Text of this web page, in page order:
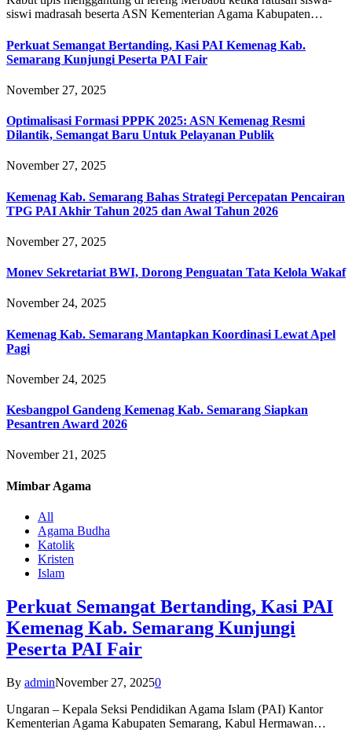
siswi madrasah beserta ASN Kementerian Agama Kabupaten…
Perkuat Semangat Bertanding, Kasi PAI Kemenag Kab.
Semarang Kunjungi Peserta PAI Fair
November 27, 2025
Optimalisasi Formasi PPPK 2025: ASN Kemenag Resmi
Dilantik, Semangat Baru Untuk Pelayanan Publik
November 27, 2025
Kemenag Kab. Semarang Bahas Strategi Percepatan Pencairan
TPG PAI Akhir Tahun 2025 dan Awal Tahun 2026
November 27, 2025
Monev Sekretariat BWI, Dorong Penguatan Tata Kelola Wakaf
November 24, 2025
Kemenag Kab. Semarang Mantapkan Koordinasi Lewat Apel
Pagi
November 24, 2025
Kesbangpol Gandeng Kemenag Kab. Semarang Siapkan
Pesantren Award 2026
November 21, 2025
Mimbar Agama
All
Agama Budha
Katolik
Kristen
Islam
Perkuat Semangat Bertanding, Kasi PAI
Kemenag Kab. Semarang Kunjungi
Peserta PAI Fair
By adminNovember 27, 20250
Ungaran – Kepala Seksi Pendidikan Agama Islam (PAI) Kantor
Kementerian Agama Kabupaten Semarang, Kabul Hermawan…